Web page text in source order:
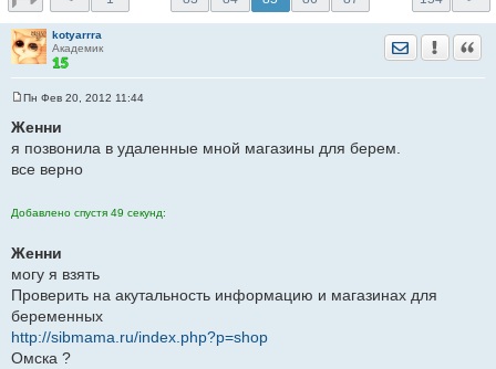
kotyarrra
Академик
Отправить
о
о
б
е
е
Пн Фев 20, 2012 11:44
Женни
я позвонила в удаленные мной магазины для берем.
все верно
Добавлено спустя 49 секунд:
Женни
могу я взять
Проверить на акутальность информацию и магазинах для
беременных
http://sibmama.ru/index.php?p=shop
Омска ?